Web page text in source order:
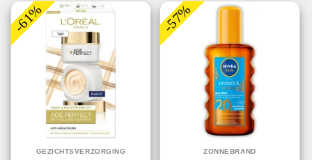
-61%
GEZICHTSVERZORGING
-57%
ZONNEBRAND